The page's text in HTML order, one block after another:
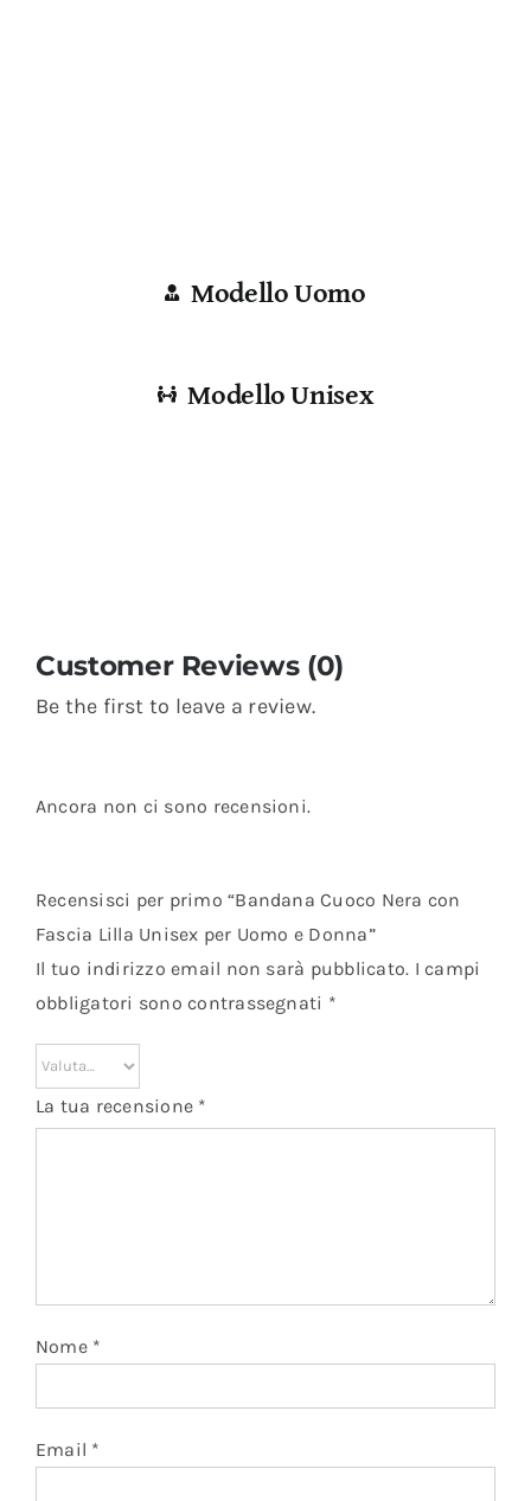
Modello Uomo
Modello Unisex
Customer Reviews (0)
Be the first to leave a review.
Ancora non ci sono recensioni.
Recensisci per primo “Bandana Cuoco Nera con
Fascia Lilla Unisex per Uomo e Donna”
Il tuo indirizzo email non sarà pubblicato. I campi
obbligatori sono contrassegnati *
La tua recensione *
Nome *
Email *